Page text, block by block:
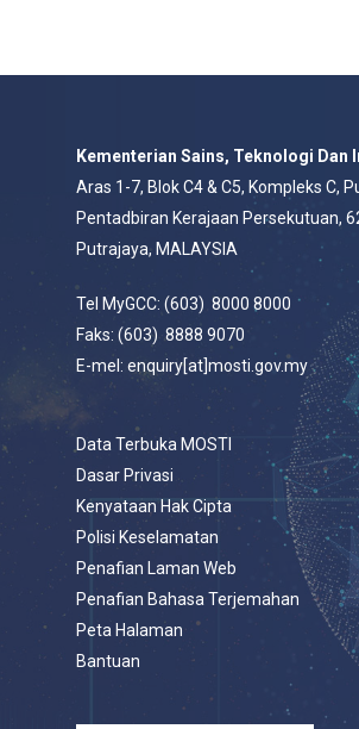
Kementerian Sains, Teknologi Dan
Aras 1-7, Blok C4 & C5, Kompleks C,
Pentadbiran Kerajaan Persekutuan,
Putrajaya, MALAYSIA
Tel MyGCC: (603) 8000 8000
Faks: (603) 8888 9070
E-mel: enquiry[at]mosti.gov.my
Data Terbuka MOSTI
Dasar Privasi
Kenyataan Hak Cipta
Polisi Keselamatan
Penafian Laman Web
Penafian Bahasa Terjemahan
Peta Halaman
Bantuan